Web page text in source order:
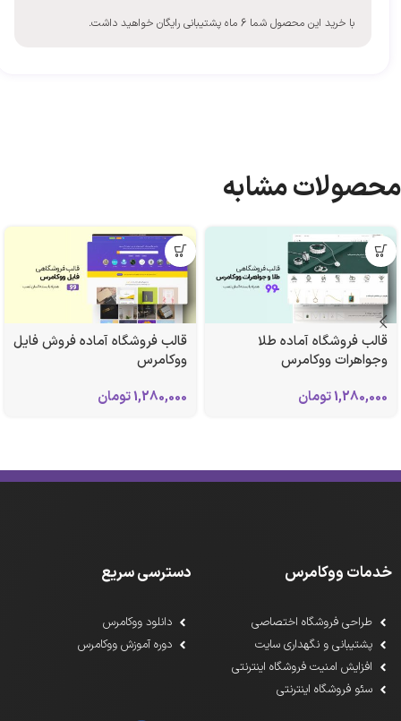
با خرید این محصول شما 6 ماه پشتیبانی رایگان خواهید داشت.
محصولات مشابه
قالب فروشگاه آماده طلا
وجواهرات ووکامرس
1,280,000تومان
قالب فروشگاه آماده فروش فایل
ووکامرس
1,280,000تومان
خدمات ووکامرس
طراحی فروشگاه اختصاصی
پشتیبانی و نگهداری سایت
افزایش امنیت فروشگاه اینترنتی
سئو فروشگاه اینترنتی
دسترسی سریع
دانلود ووکامرس
دوره آموزش ووکامرس